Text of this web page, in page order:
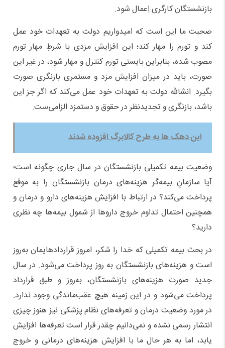
بازنشستگان کارگری اِعمال شود.
صحبت ما این است که امیدواریم دولت به تعهدات خود عمل
کند و تورم را مهار کند؛ این افزایش مزدی با شرطِ مهار تورم
مصوب شده، بنابراین بایستی تورم کنترل و مهار شود، در غیر این
صورت، باید در میزان افزایش مزد و مستمری بازنگری صورت
بگیرد. انشالله دولت به تعهدات خود عمل می‌کند که اگر جز این
باشد، بازنگری و تجدیدنظر در حقوق و دستمزد الزامی‌ست.
این دهک ها به طرح کالا‌برگ افزوده شدند
وضعیت بیمه تکمیلی بازنشستگان در سال جاری چگونه است؛
آیا سازمانِ بیمه‌گر هزینه‌های درمان بازنشستگان را به موقع
پرداخت می‌کند؟ در ارتباط با افزایش هزینه‌های دارو و درمان و
همچنین احتمال تداوم خروج دارو‌ها از شمول بیمه‌ها چه نظری
دارید؟
در بحث بیمه تکمیلی که خدا را شکر، امروز قراردادهایمان به‌روز
است و هزینه‌های بازنشستگان به روز پرداخت می‌شود. در سال
جدید صورت هزینه‌های بازنشستگان، به‌روز و طبق قرارداد
پرداخت می‌شود و در این زمینه هیچ عقب‌ماندگی وجود ندارد.
در مورد وضعیت درمان و تعرفه‌های نظام پزشکی نیز هنوز چیزی
انتشار رسمی نشده و نمی‌دانیم چقدر قرار است تعرفه‌ها افزایش
یابد، اما به هر حال ما با افزایش هزینه‌های درمانی و خروج